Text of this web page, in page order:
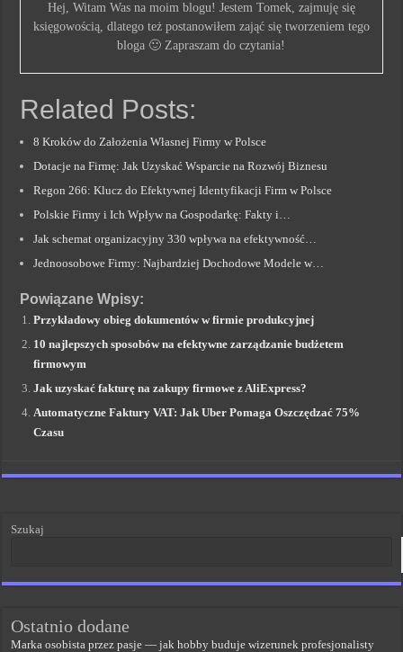
Hej, Witam Was na moim blogu! Jestem Tomek, zajmuję się
księgowością, dlatego też postanowiłem zająć się tworzeniem tego
bloga 🙂 Zapraszam do czytania!
Related Posts:
8 Kroków do Założenia Własnej Firmy w Polsce
Dotacje na Firmę: Jak Uzyskać Wsparcie na Rozwój Biznesu
Regon 266: Klucz do Efektywnej Identyfikacji Firm w Polsce
Polskie Firmy i Ich Wpływ na Gospodarkę: Fakty i…
Jak schemat organizacyjny 330 wpływa na efektywność…
Jednoosobowe Firmy: Najbardziej Dochodowe Modele w…
Powiązane Wpisy:
Przykładowy obieg dokumentów w firmie produkcyjnej
10 najlepszych sposobów na efektywne zarządzanie budżetem
firmowym
Jak uzyskać fakturę na zakupy firmowe z AliExpress?
Automatyczne Faktury VAT: Jak Uber Pomaga Oszczędzać 75%
Czasu
Szukaj
Ostatnio dodane
Marka osobista przez pasje — jak hobby buduje wizerunek profesjonalisty